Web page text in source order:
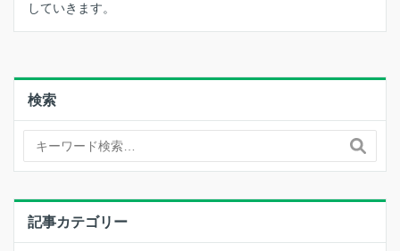
していきます。
検索
記事カテゴリー